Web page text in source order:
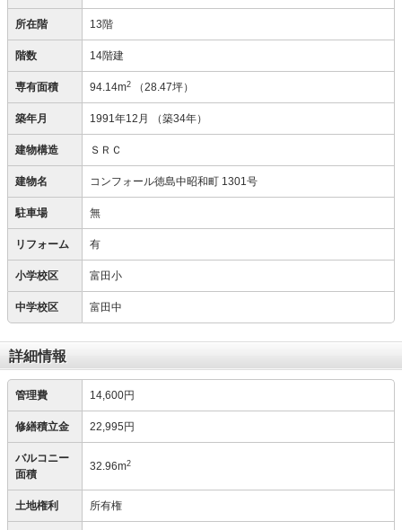
所在階 13階
階数 14階建
専有面積 94.14m2 （28.47坪）
築年月 1991年12月 （築34年）
建物構造 ＳＲＣ
建物名 コンフォール徳島中昭和町 1301号
駐車場 無
リフォーム 有
小学校区 富田小
中学校区 富田中
詳細情報
管理費 14,600円
修繕積立金 22,995円
バルコニー
面積
32.96m2
土地権利 所有権